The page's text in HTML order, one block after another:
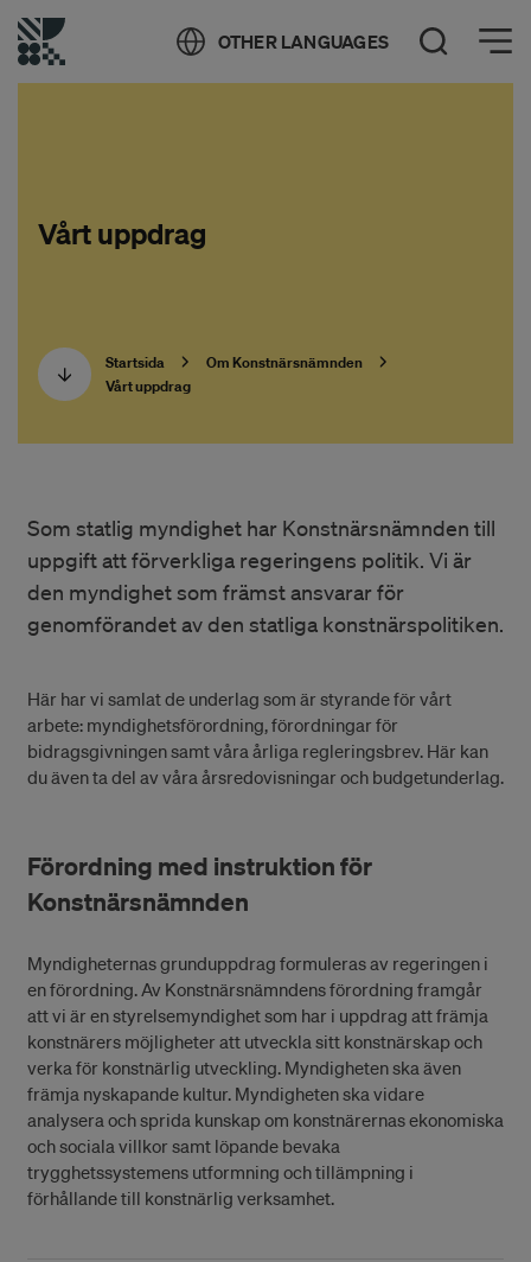
OTHER LANGUAGES Öppna sök
Öppna meny
Vårt uppdrag
Startsida
Om Konstnärsnämnden
Vårt uppdrag
Som statlig myndighet har Konstnärsnämnden till
uppgift att förverkliga regeringens politik. Vi är
den myndighet som främst ansvarar för
genomförandet av den statliga konstnärspolitiken.
Här har vi samlat de underlag som är styrande för vårt
arbete: myndighetsförordning, förordningar för
bidragsgivningen samt våra årliga regleringsbrev. Här kan
du även ta del av våra årsredovisningar och budgetunderlag.
Förordning med instruktion för
Konstnärsnämnden
Myndigheternas grunduppdrag formuleras av regeringen i
en förordning. Av Konstnärsnämndens förordning framgår
att vi är en styrelsemyndighet som har i uppdrag att främja
konstnärers möjligheter att utveckla sitt konstnärskap och
verka för konstnärlig utveckling. Myndigheten ska även
främja nyskapande kultur. Myndigheten ska vidare
analysera och sprida kunskap om konstnärernas ekonomiska
och sociala villkor samt löpande bevaka
trygghetssystemens utformning och tillämpning i
förhållande till konstnärlig verksamhet.